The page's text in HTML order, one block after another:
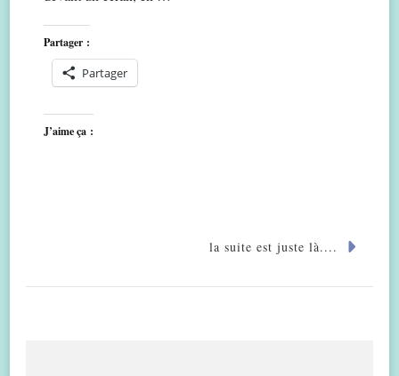
Partager :
Partager
J’aime ça :
la suite est juste là....